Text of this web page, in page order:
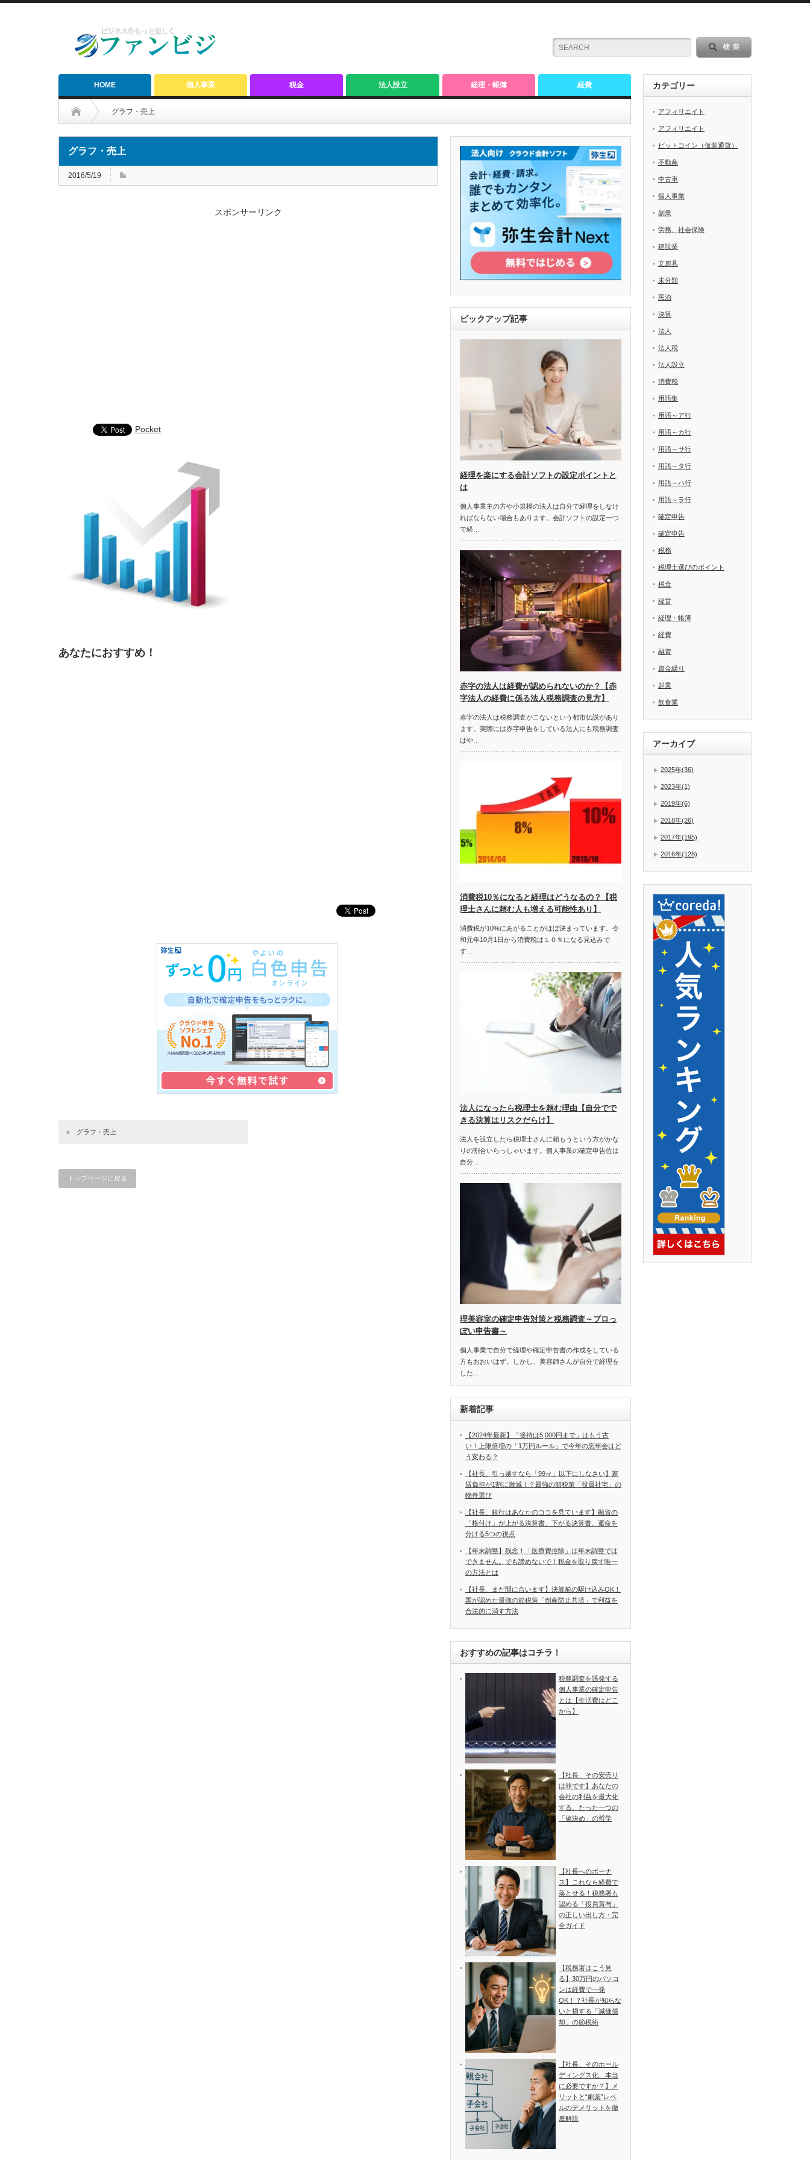
HOME 個人事業 税金 法人設立 経理・帳簿 経費
グラフ・売上
グラフ・売上
2016/5/19
スポンサーリンク
Pocket
あなたにおすすめ！
グラフ・売上
トップページに戻る
ピックアップ記事
経理を楽にする会計ソフトの設定ポイントと
は
個人事業主の方や小規模の法人は自分で経理をしなけ
ればならない場合もあります。会計ソフトの設定一つ
で経…
赤字の法人は経費が認められないのか？【赤
字法人の経費に係る法人税務調査の見方】
赤字の法人は税務調査がこないという都市伝説があり
ます。実際には赤字申告をしている法人にも税務調査
はや…
消費税10％になると経理はどうなるの？【税
理士さんに頼む人も増える可能性あり】
消費税が10%にあがることがほぼ決まっています。令
和元年10月1日から消費税は１０％になる見込みで
す…
法人になったら税理士を頼む理由【自分でで
きる決算はリスクだらけ】
法人を設立したら税理士さんに頼もうという方がかな
りの割合いらっしゃいます。個人事業の確定申告位は
自分…
理美容室の確定申告対策と税務調査～プロっ
ぽい申告書～
個人事業で自分で経理や確定申告書の作成をしている
方もおおいはず。しかし、美容師さんが自分で経理を
した…
新着記事
【2024年最新】「接待は5,000円まで」はもう古
い！上限倍増の「1万円ルール」で今年の忘年会はど
う変わる？
【社長、引っ越すなら「99㎡」以下にしなさい】家
賃負担が1割に激減！？最強の節税策「役員社宅」の
物件選び
【社長、銀行はあなたのココを見ています】融資の
「格付け」が上がる決算書、下がる決算書。運命を
分ける5つの視点
【年末調整】残念！「医療費控除」は年末調整では
できません。でも諦めないで！税金を取り戻す唯一
の方法とは
【社長、まだ間に合います】決算前の駆け込みOK！
国が認めた最強の節税策「倒産防止共済」で利益を
合法的に消す方法
おすすめの記事はコチラ！
税務調査を誘発する
個人事業の確定申告
とは【生活費はどこ
から】
【社長、その安売り
は罪です】あなたの
会社の利益を最大化
する、たった一つの
「値決め」の哲学
【社長へのボーナ
ス】これなら経費で
落とせる！税務署も
認める「役員賞与」
の正しい出し方・完
全ガイド
【税務署はこう見
る】30万円のパソコ
ンは経費で一発
OK！？社長が知らな
いと損する「減価償
却」の節税術
【社長、そのホール
ディングス化、本当
に必要ですか？】メ
リットと“劇薬”レベ
ルのデメリットを徹
底解説
カテゴリー
アフィリエイト
アフィリエイト
ビットコイン（仮装通貨）
不動産
中古車
個人事業
副業
労務、社会保険
建設業
文房具
未分類
民泊
決算
法人
法人税
法人設立
消費税
用語集
用語～ア行
用語～カ行
用語～サ行
用語～タ行
用語～ハ行
用語～ラ行
確定申告
確定申告
税務
税理士選びのポイント
税金
経営
経理・帳簿
経費
融資
資金繰り
起業
飲食業
アーカイブ
2025年(36)
2023年(1)
2019年(6)
2018年(26)
2017年(195)
2016年(128)